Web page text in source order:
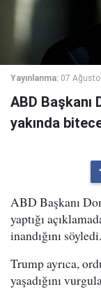
Yayınlanma: 07
ABD Başkanı
yakında
ABD Başkanı
yaptığı
inandığını söyledi.
Trump ayrıca,
yaşadığını